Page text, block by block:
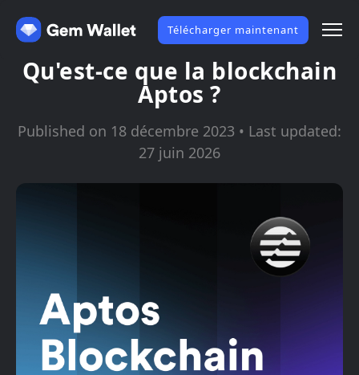
Télécharger maintenant
Qu'est-ce que la blockchain
Aptos ?
Published on 18 décembre 2023 • Last updated:
27 juin 2026